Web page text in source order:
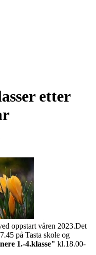
etter
oppstart våren 2023.Det
på Tasta skole og
1.-4.klasse" kl.18.00-